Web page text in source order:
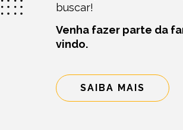
buscar!
Venha fazer parte da
vindo.
SAIBA MAIS